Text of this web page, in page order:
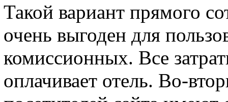
Такой вариант прямого
очень выгоден для
комиссионных. Все
оплачивает отель. Во-